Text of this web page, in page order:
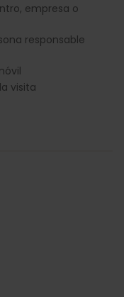
empresa o
responsable
visita